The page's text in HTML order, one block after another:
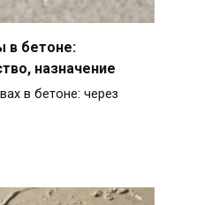
в бетоне:
назначение
в бетоне: через